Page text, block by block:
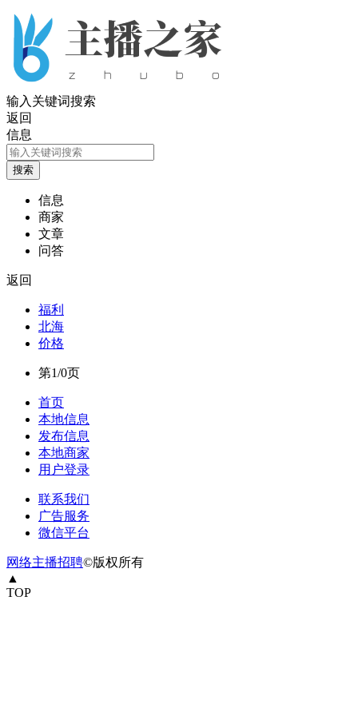
输入关键词搜索
返回
信息
信息
商家
文章
问答
返回
福利
北海
价格
第1/0页
首页
本地信息
发布信息
本地商家
用户登录
联系我们
广告服务
微信平台
网络主播招聘©版权所有
▲
TOP